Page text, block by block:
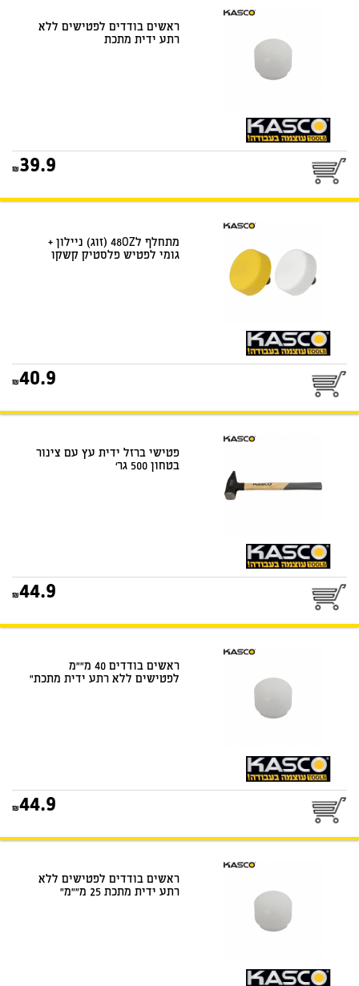
ראשים בודדים לפטישים ללא
רתע ידית מתכת
25
39.9
מתחלף ל48OZ (זוג) ניילון +
גומי לפטיש פלסטיק קשקו
25
40.9
פטישי ברזל ידית עץ עם צינור
בטחון 500 גר‘
25
44.9
ראשים בודדים 40 מ""מ
לפטישים ללא רתע ידית מתכת"
25
44.9
ראשים בודדים לפטישים ללא
רתע ידית מתכת 25 מ""מ"